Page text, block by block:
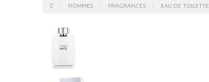
HOMMES FRAGRANCES EAU DE TOILETTE